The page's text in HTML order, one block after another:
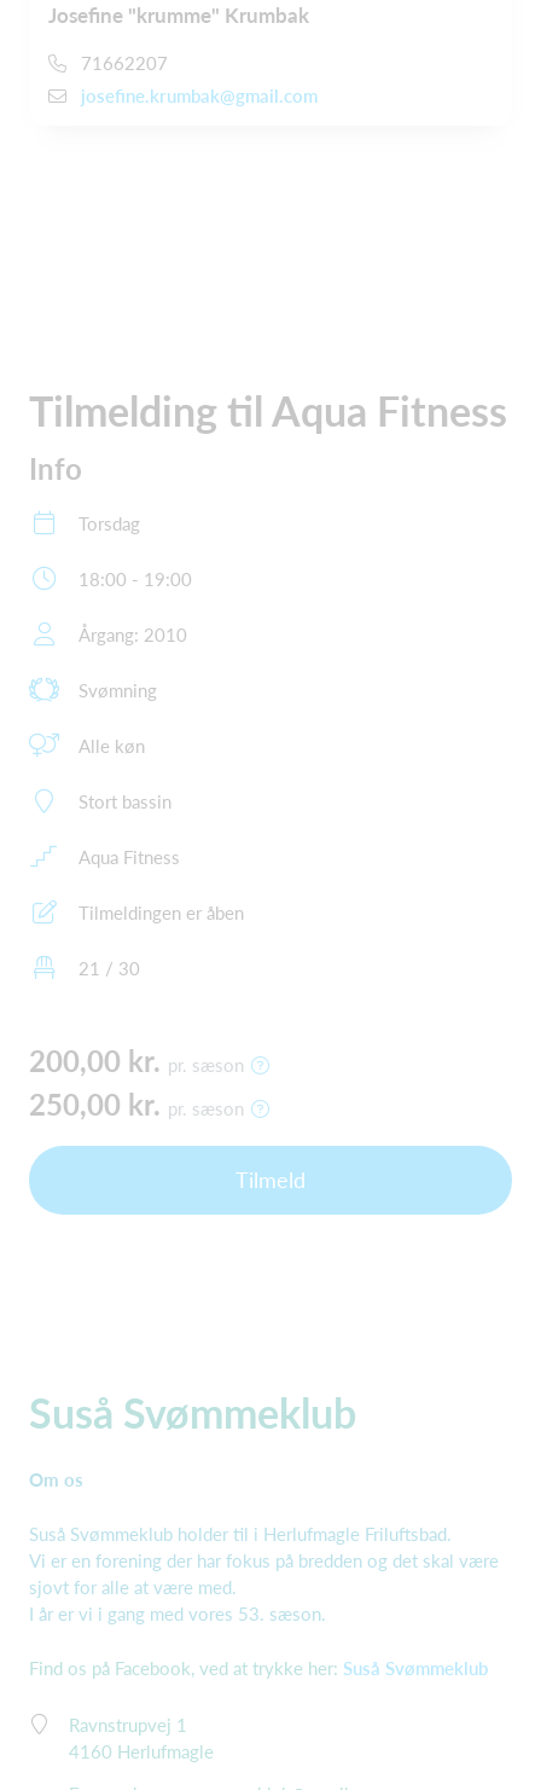
Josefine "krumme" Krumbak
71662207
josefine.krumbak@gmail.com
Tilmelding til Aqua Fitness
Info
Torsdag
18:00 - 19:00
Årgang: 2010
Svømning
Alle køn
Stort bassin
Aqua Fitness
Tilmeldingen er åben
21 / 30
200,00 kr. pr. sæson
250,00 kr. pr. sæson
Tilmeld
Suså Svømmeklub
Om os
Suså Svømmeklub holder til i Herlufmagle Friluftsbad.
Vi er en forening der har fokus på bredden og det skal være
sjovt for alle at være med.
I år er vi i gang med vores 53. sæson.
Find os på Facebook, ved at trykke her: Suså Svømmeklub
Ravnstrupvej 1
4160 Herlufmagle